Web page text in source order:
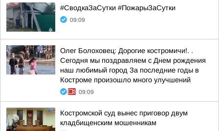
#СводкаЗаСутки #ПожарыЗаСутки
09:09
Олег Болоховец: Дорогие костромичи!. .
Сегодня мы поздравляем с Днем рождения
наш любимый город За последние годы в
Костроме произошло много улучшений
09:09
Костромской суд вынес приговор двум
кладбищенским мошенникам